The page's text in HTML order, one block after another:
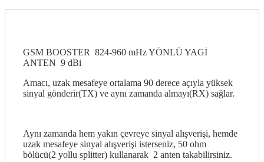
GSM BOOSTER 824-960 mHz YÖNLÜ YAGİ
ANTEN 9 dBi
Amacı, uzak mesafeye ortalama 90 derece açıyla yüksek
sinyal gönderir(TX) ve aynı zamanda almayı(RX) sağlar.
Aynı zamanda hem yakın çevreye sinyal alışverişi, hemde
uzak mesafeye sinyal alışverişi isterseniz, 50 ohm
bölücü(2 yollu splitter) kullanarak 2 anten takabilirsiniz.